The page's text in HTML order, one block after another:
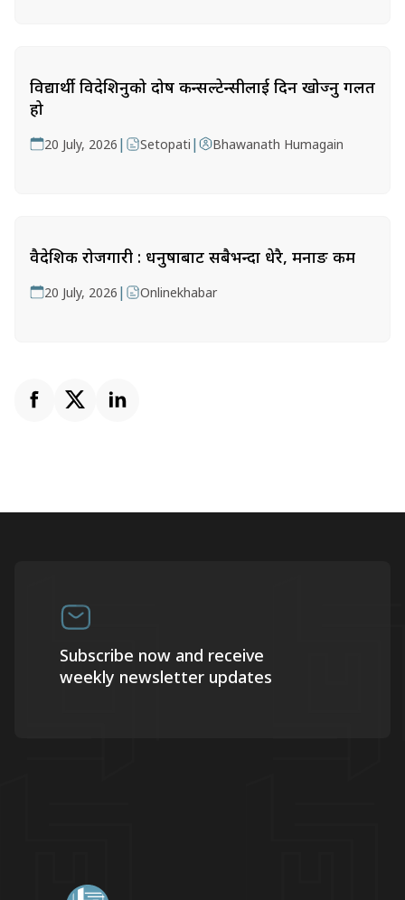
विद्यार्थी विदेशिनुको दोष कन्सल्टेन्सीलाई दिन खोज्नु गलत
हो
20 July, 2026 | Setopati | Bhawanath Humagain
वैदेशिक रोजगारी : धनुषाबाट सबैभन्दा धेरै, मनाङ कम
20 July, 2026 | Onlinekhabar
Subscribe now and receive
weekly newsletter updates